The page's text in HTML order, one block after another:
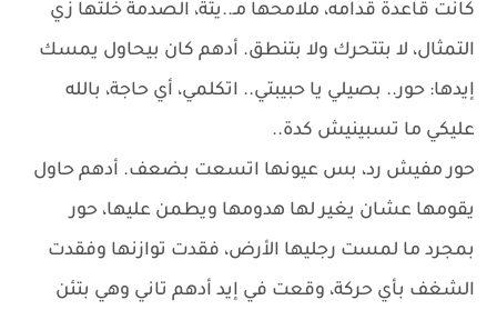
كانت قاعدة قدامه، ملامحها مـ..يتة، الصدمة خلتها زي
التمثال، لا بتتحرك ولا بتنطق. أدهم كان بيحاول يمسك
إيدها: حور.. بصيلي يا حبيبتي.. اتكلمي، أي حاجة، بالله
عليكي ما تسبينيش كدة..
حور مفيش رد، بس عيونها اتسعت بضعف. أدهم حاول
يقومها عشان يغير لها هدومها ويطمن عليها، حور
بمجرد ما لمست رجليها الأرض، فقدت توازنها وفقدت
الشغف بأي حركة، وقعت في إيد أدهم تاني وهي بتئن